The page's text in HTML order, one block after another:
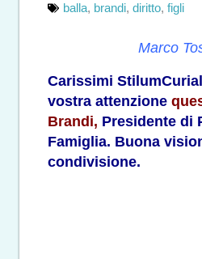
balla, brandi, diritto, figli
Marco
Carissimi
vostra attenzione
Brandi, Presidente di
Famiglia. Buona
condivisione.